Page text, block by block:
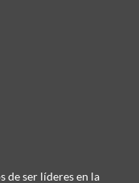
de ser líderes en la